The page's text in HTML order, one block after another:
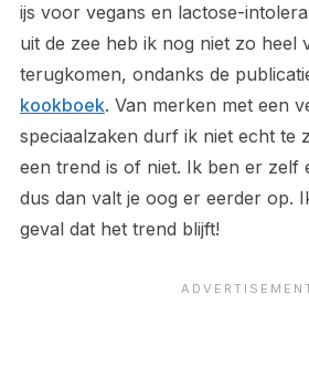
ijs voor vegans en lactose-
uit de zee heb ik nog niet zo heel
terugkomen, ondanks de
kookboek. Van merken met een
speciaalzaken durf ik niet echt te
een trend is of niet. Ik ben er zelf
dus dan valt je oog er eerder op.
geval dat het trend blijft!